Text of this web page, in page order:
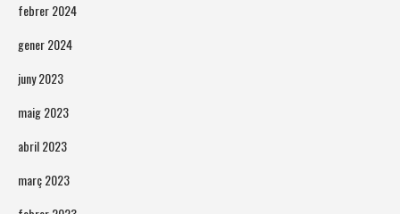
febrer 2024
gener 2024
juny 2023
maig 2023
abril 2023
març 2023